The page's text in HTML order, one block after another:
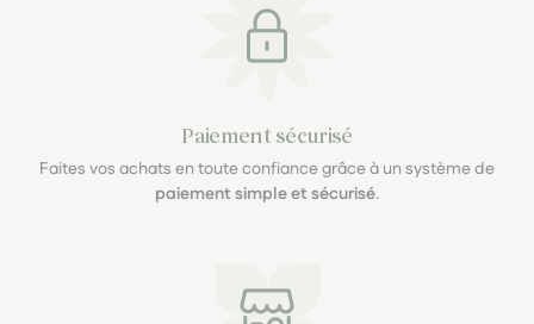
Paiement sécurisé
Faites vos achats en toute confiance grâce à un système de
paiement simple et sécurisé.